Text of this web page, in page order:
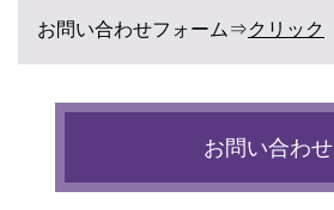
お問い合わせフォーム⇒クリック
お問い合わせ